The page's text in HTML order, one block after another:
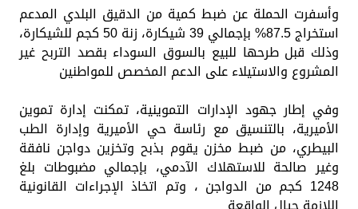
وأسفرت الحملة عن ضبط كمية من الدقيق البلدي المدعم
استخراج 87.5% بإجمالي 39 شيكارة، زنة 50 كجم للشيكارة،
وذلك قبل طرحها للبيع بالسوق السوداء بقصد التربح غير
المشروع والاستيلاء على الدعم المخصص للمواطنين
وفي إطار جهود الإدارات التموينية، تمكنت إدارة تموين
الأميرية، بالتنسيق مع رئاسة حي الأميرية وإدارة الطب
البيطري، من ضبط مخزن يقوم بذبح وتخزين دواجن نافقة
وغير صالحة للاستهلاك الآدمي، بإجمالي مضبوطات بلغ
1248 كجم من الدواجن ، وتم اتخاذ الإجراءات القانونية